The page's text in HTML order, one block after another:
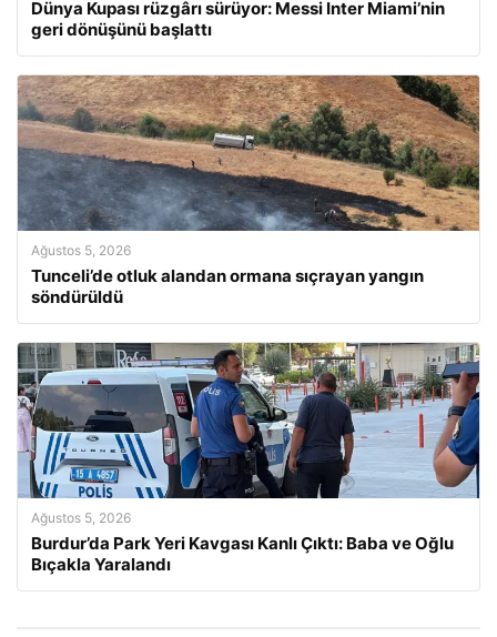
Dünya Kupası rüzgârı sürüyor: Messi Inter Miami’nin
geri dönüşünü başlattı
Ağustos 5, 2026
Tunceli’de otluk alandan ormana sıçrayan yangın
söndürüldü
Ağustos 5, 2026
Burdur’da Park Yeri Kavgası Kanlı Çıktı: Baba ve Oğlu
Bıçakla Yaralandı